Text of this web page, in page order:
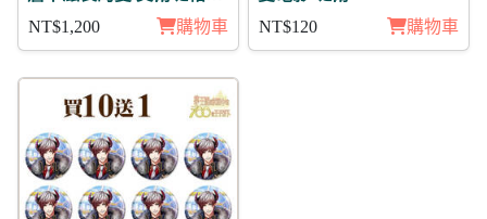
NT$1,200 購物車
NT$120
購物車